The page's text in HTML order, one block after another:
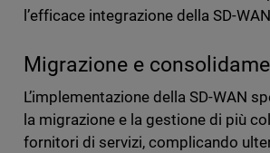
l’efficace integrazione della SD-
Migrazione e
L’implementazione della SD-WAN
la migrazione e la gestione di più
fornitori di servizi, complicando